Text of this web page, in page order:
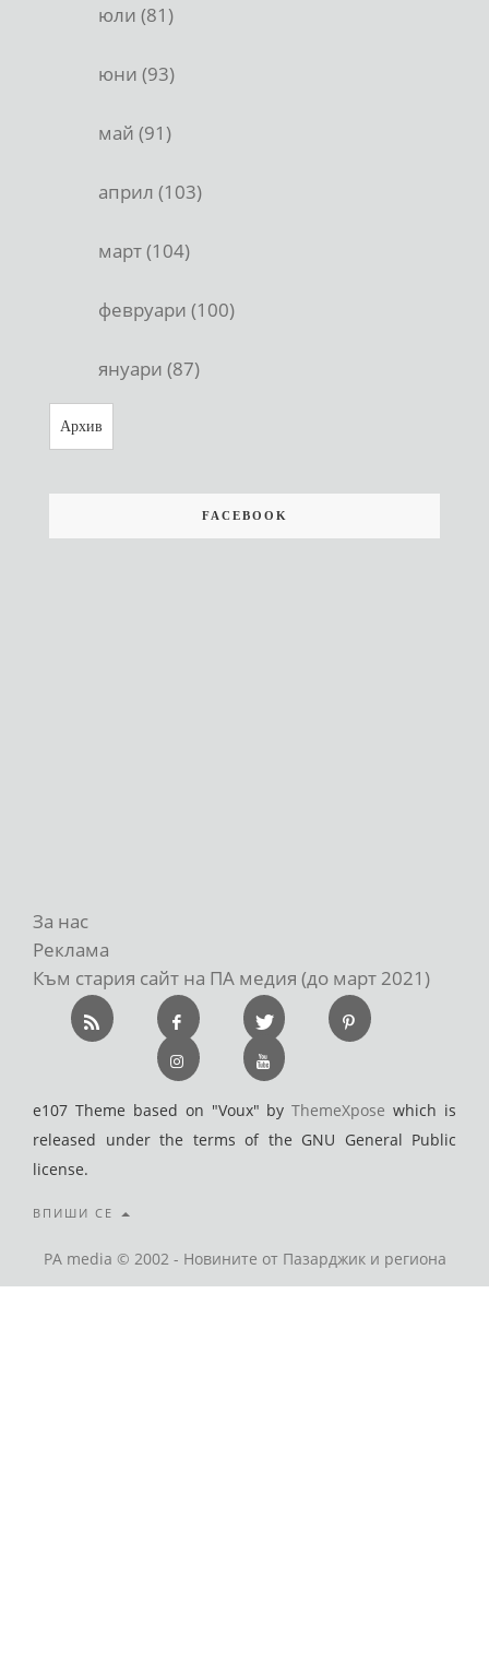
юли (81)
юни (93)
май (91)
април (103)
март (104)
февруари (100)
януари (87)
Архив
FACEBOOK
За нас
Реклама
Към стария сайт на ПА медия (до март 2021)
e107 Theme based on "Voux" byThemeXpose which is
released under the terms of the GNU General Public
license.
ВПИШИ СЕ
PA media © 2002 - Новините от Пазарджик и региона